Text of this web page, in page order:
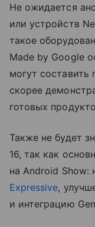
Не ожидается
или устройств
такое
Made by Google
могут составить
скорее
готовых
Также не будет
16, так как
на Android Show:
Expressive,
и интеграцию